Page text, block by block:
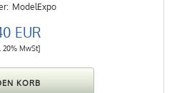
ModelExpo
EUR
20% MwSt]